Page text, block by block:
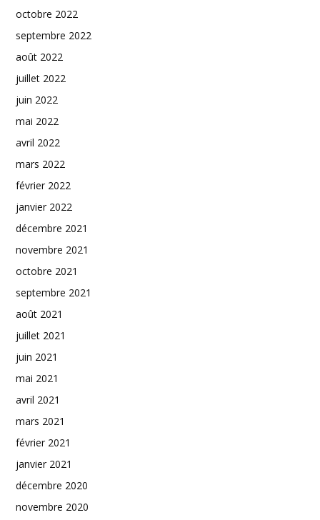
octobre 2022
septembre 2022
août 2022
juillet 2022
juin 2022
mai 2022
avril 2022
mars 2022
février 2022
janvier 2022
décembre 2021
novembre 2021
octobre 2021
septembre 2021
août 2021
juillet 2021
juin 2021
mai 2021
avril 2021
mars 2021
février 2021
janvier 2021
décembre 2020
novembre 2020